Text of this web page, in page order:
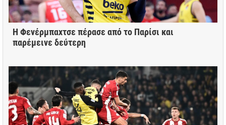
Η Φενέρμπαχτσε πέρασε από το Παρίσι και
παρέμεινε δεύτερη